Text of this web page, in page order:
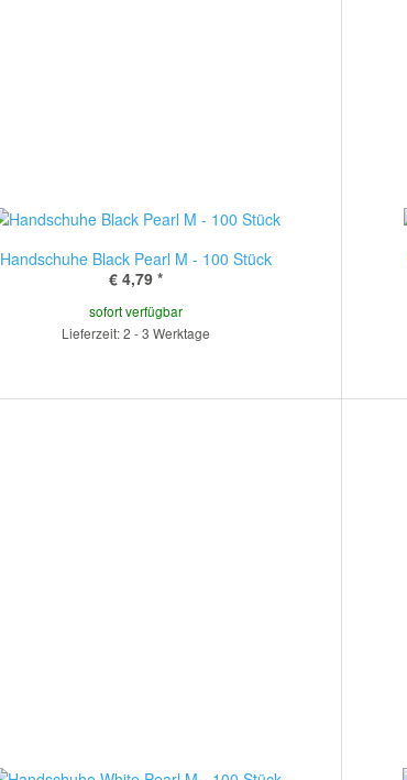
Handschuhe Black Pearl M - 100 Stück
€ 4,79 *
sofort verfügbar
Lieferzeit: 2 - 3 Werktage